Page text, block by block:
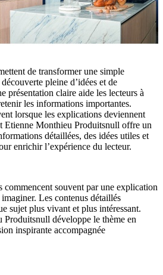
de transformer une simple
pleine d’idées et de
présentation claire aide les lecteurs à
les informations importantes.
lorsque les explications deviennent
Etienne Monthieu Produitsnull offre un
détaillées, des idées utiles et
enrichir l’expérience du lecteur.
commencent souvent par une explication
Les contenus détaillés
sujet plus vivant et plus intéressant.
développe le thème en
inspirante accompagnée